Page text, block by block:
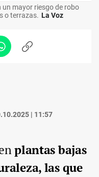
mayor riesgo de robo
o terrazas. La Voz
WhatsappCopiar
| 11:57
plantas bajas
las que